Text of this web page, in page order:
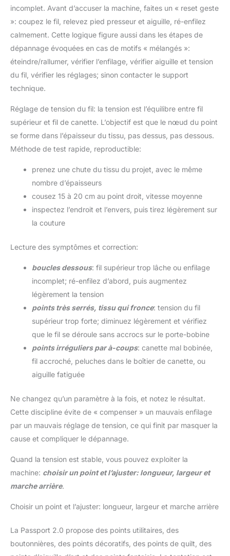
incomplet. Avant d’accuser la machine, faites un « reset geste
»: coupez le fil, relevez pied presseur et aiguille, ré-enfilez
calmement. Cette logique figure aussi dans les étapes de
dépannage évoquées en cas de motifs « mélangés »:
éteindre/rallumer, vérifier l’enfilage, vérifier aiguille et tension
du fil, vérifier les réglages; sinon contacter le support
technique.
Réglage de tension du fil: la tension est l’équilibre entre fil
supérieur et fil de canette. L’objectif est que le nœud du point
se forme dans l’épaisseur du tissu, pas dessus, pas dessous.
Méthode de test rapide, reproductible:
prenez une chute du tissu du projet, avec le même
nombre d’épaisseurs
cousez 15 à 20 cm au point droit, vitesse moyenne
inspectez l’endroit et l’envers, puis tirez légèrement sur
la couture
Lecture des symptômes et correction:
boucles dessous: fil supérieur trop lâche ou enfilage
incomplet; ré-enfilez d’abord, puis augmentez
légèrement la tension
points très serrés, tissu qui fronce: tension du fil
supérieur trop forte; diminuez légèrement et vérifiez
que le fil se déroule sans accrocs sur le porte-bobine
points irréguliers par à-coups: canette mal bobinée,
fil accroché, peluches dans le boîtier de canette, ou
aiguille fatiguée
Ne changez qu’un paramètre à la fois, et notez le résultat.
Cette discipline évite de « compenser » un mauvais enfilage
par un mauvais réglage de tension, ce qui finit par masquer la
cause et compliquer le dépannage.
Quand la tension est stable, vous pouvez exploiter la
machine: choisir un point et l’ajuster: longueur, largeur et
marche arrière.
Choisir un point et l’ajuster: longueur, largeur et marche arrière
La Passport 2.0 propose des points utilitaires, des
boutonnières, des points décoratifs, des points de quilt, des